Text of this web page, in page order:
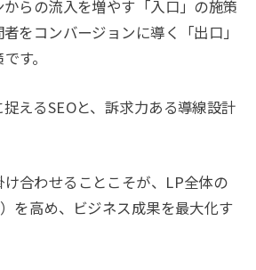
らの流入を増やす「入口」の施策
をコンバージョンに導く「出口」
す。
えるSEOと、訴求力ある導線設計
合わせることこそが、LP全体の
を高め、ビジネス成果を最大化す